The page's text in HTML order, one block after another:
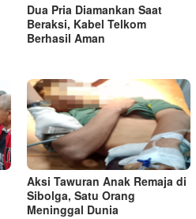
Dua Pria Diamankan Saat
Beraksi, Kabel Telkom
Berhasil Aman
Aksi Tawuran Anak Remaja di
Sibolga, Satu Orang
Meninggal Dunia